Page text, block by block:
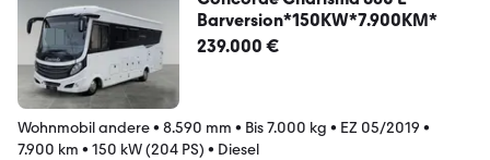
Barversion*150KW*7.900KM*
239.000 €
Wohnmobil andere• 8.590 mm • Bis 7.000 kg • EZ 05/2019 •
7.900 km • 150 kW (204 PS) • Diesel